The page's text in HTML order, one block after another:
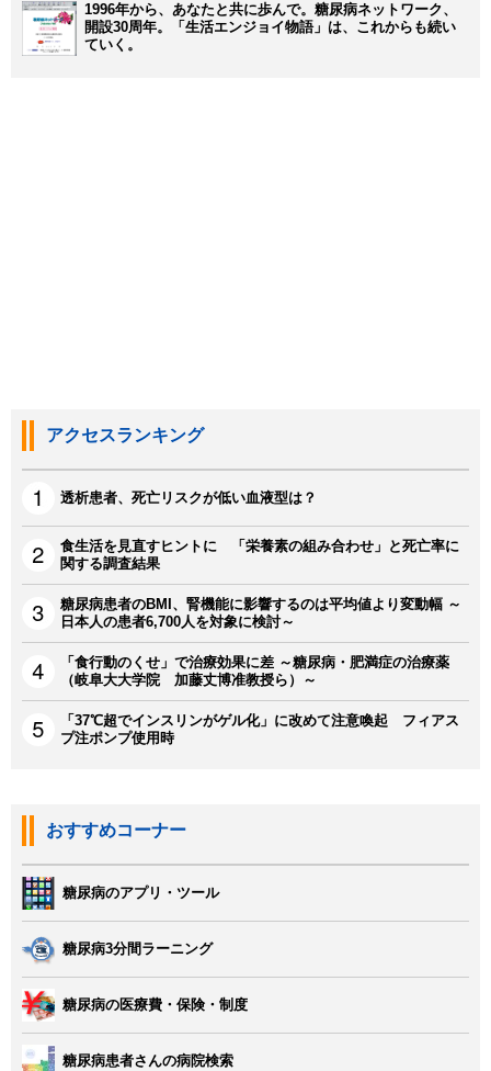
1996年から、あなたと共に歩んで。糖尿病ネットワーク、
開設30周年。「生活エンジョイ物語」は、これからも続い
ていく。
アクセスランキング
透析患者、死亡リスクが低い血液型は？
食生活を見直すヒントに 「栄養素の組み合わせ」と死亡率に
関する調査結果
糖尿病患者のBMI、腎機能に影響するのは平均値より変動幅 ～
日本人の患者6,700人を対象に検討～
「食行動のくせ」で治療効果に差 ～糖尿病・肥満症の治療薬
（岐阜大大学院 加藤丈博准教授ら）～
「37℃超でインスリンがゲル化」に改めて注意喚起 フィアス
プ注ポンプ使用時
おすすめコーナー
糖尿病のアプリ・ツール
糖尿病3分間ラーニング
糖尿病の医療費・保険・制度
糖尿病患者さんの病院検索